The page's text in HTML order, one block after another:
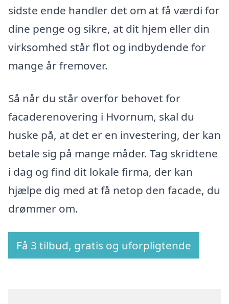
sidste ende handler det om at få værdi for
dine penge og sikre, at dit hjem eller din
virksomhed står flot og indbydende for
mange år fremover.
Så når du står overfor behovet for
facaderenovering i Hvornum, skal du
huske på, at det er en investering, der kan
betale sig på mange måder. Tag skridtene
i dag og find dit lokale firma, der kan
hjælpe dig med at få netop den facade, du
drømmer om.
Få 3 tilbud, gratis og uforpligtende